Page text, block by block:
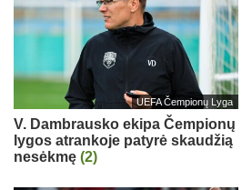
UEFA Čempionų Lyga
V. Dambrausko ekipa Čempionų
lygos atrankoje patyrė skaudžią
nesėkmę(2)